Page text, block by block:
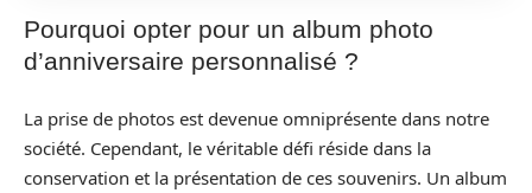
Pourquoi opter pour un album photo
d’anniversaire personnalisé ?
La prise de photos est devenue omniprésente dans notre
société. Cependant, le véritable défi réside dans la
conservation et la présentation de ces souvenirs. Un album